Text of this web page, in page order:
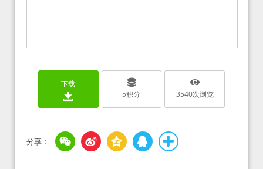
下载
5积分 3540次浏览